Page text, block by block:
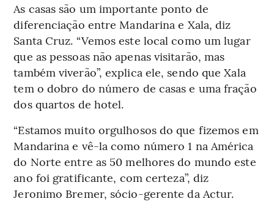
As casas são um importante ponto de
diferenciação entre Mandarina e Xala, diz
Santa Cruz. “Vemos este local como um lugar
que as pessoas não apenas visitarão, mas
também viverão”, explica ele, sendo que Xala
tem o dobro do número de casas e uma fração
dos quartos de hotel.
“Estamos muito orgulhosos do que fizemos em
Mandarina e vê-la como número 1 na América
do Norte entre as 50 melhores do mundo este
ano foi gratificante, com certeza”, diz
Jeronimo Bremer, sócio-gerente da Actur.